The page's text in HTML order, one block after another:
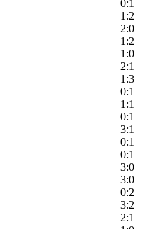
0:1
1:2
2:0
1:2
1:0
2:1
1:3
0:1
1:1
0:1
3:1
0:1
0:1
3:0
3:0
0:2
3:2
2:1